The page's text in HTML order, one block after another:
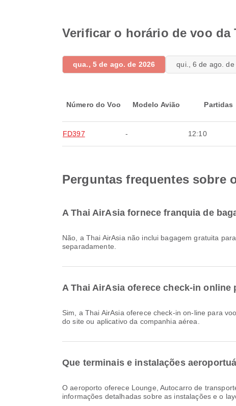
Verificar o horário de voo
qua., 5 de ago. de 2026 qui., 6 de ago. de
Número do Voo Modelo Avião Partidas
FD397 - 12:10
Perguntas frequentes sobre
A Thai AirAsia fornece franquia de
Não, a Thai AirAsia não inclui bagagem gratuita para voos Doméstico & International a partir de Ngurah Rai International Airport. Será necessário comprar a bagagem
separadamente.
A Thai AirAsia oferece check-in
Sim, a Thai AirAsia oferece check-in on-line para voos de Ngurah Rai International Airport, permitindo que você faça o check-in do seu voo de forma conveniente através
do site ou aplicativo da companhia aérea.
Que terminais e instalações
O aeroporto oferece Lounge, Autocarro de transporte, Hotel Aeroporto e muitas outras comodidades para melhorar a sua experiência de viagem. Pode consultar
informações detalhadas sobre as instalações e o